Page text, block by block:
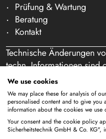
Prüfung & Wartung
Beratung
Kontakt
Technische Änderungen
techn. Informationen sind
Schreibfehler vorbehalten.
ausschließlich an
BGB. Ein Verkauf an
Durch die Nutzung dieser
Bestellung bestätigen Sie,
We use cookies
We may place these for analysis of
personalised content and to give you
information about the cookies we use
Your consent and the cookie policy
Sicherheitstechnik GmbH & Co. KG",